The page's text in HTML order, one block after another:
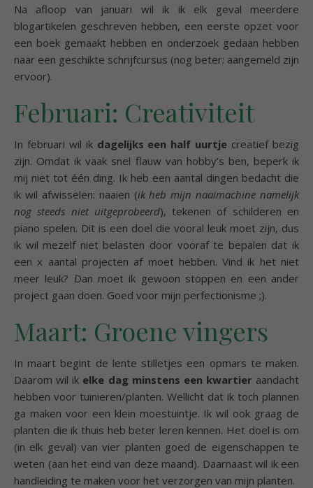
Na afloop van januari wil ik ik elk geval meerdere
blogartikelen geschreven hebben, een eerste opzet voor
een boek gemaakt hebben en onderzoek gedaan hebben
naar een geschikte schrijfcursus (nog beter: aangemeld zijn
ervoor).
Februari: Creativiteit
In februari wil ik dagelijks een half uurtje creatief bezig
zijn. Omdat ik vaak snel flauw van hobby’s ben, beperk ik
mij niet tot één ding. Ik heb een aantal dingen bedacht die
ik wil afwisselen: naaien (ik heb mijn naaimachine namelijk
nog steeds niet uitgeprobeerd), tekenen of schilderen en
piano spelen. Dit is een doel die vooral leuk moet zijn, dus
ik wil mezelf niet belasten door vooraf te bepalen dat ik
een x aantal projecten af moet hebben. Vind ik het niet
meer leuk? Dan moet ik gewoon stoppen en een ander
project gaan doen. Goed voor mijn perfectionisme ;).
Maart: Groene vingers
In maart begint de lente stilletjes een opmars te maken.
Daarom wil ik elke dag minstens een kwartieraandacht
hebben voor tuinieren/planten. Wellicht dat ik toch plannen
ga maken voor een klein moestuintje. Ik wil ook graag de
planten die ik thuis heb beter leren kennen. Het doel is om
(in elk geval) van vier planten goed de eigenschappen te
weten (aan het eind van deze maand). Daarnaast wil ik een
handleiding te maken voor het verzorgen van mijn planten.